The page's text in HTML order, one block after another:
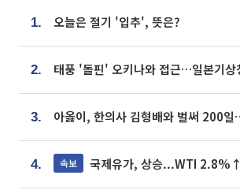
1. 오늘은 절기 '입추', 뜻은?
2.
3.
4. 속보 국제유가, 상승...WTI 2.8%↑